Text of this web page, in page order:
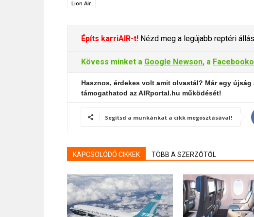
Lion Air
Építs karriAIR-t! Nézd meg a legújabb reptéri
Kövess minket a Google Newson, a
Hasznos, érdekes volt amit olvastál? Már egy újság
támogathatod az AIRportal.hu működését!
Segítsd a munkánkat a cikk megosztásával!
KAPCSOLÓDÓ CIKKEK TÖBB A SZERZŐTŐL